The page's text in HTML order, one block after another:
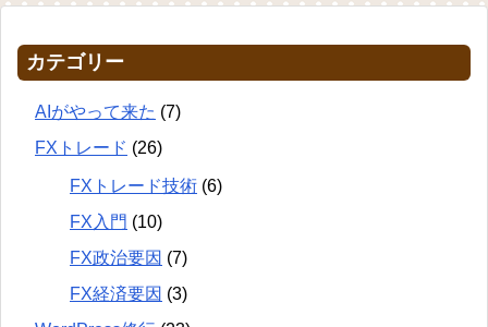
カテゴリー
AIがやって来た (7)
FXトレード (26)
FXトレード技術 (6)
FX入門 (10)
FX政治要因 (7)
FX経済要因 (3)